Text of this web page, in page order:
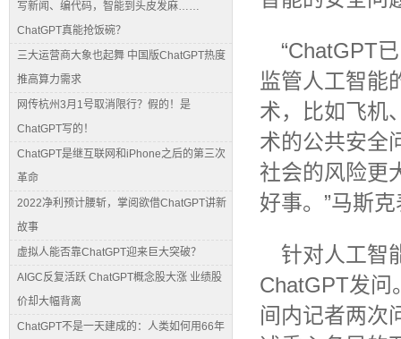
写新闻、编代码，智能到头皮发麻……
ChatGPT真能抢饭碗？
三大运营商大象也起舞 中国版ChatGPT热度
推高算力需求
网传杭州3月1号取消限行？假的！是
ChatGPT写的！
ChatGPT是继互联网和iPhone之后的第三次
革命
2022净利预计腰斩，掌阅欲借ChatGPT讲新
故事
虚拟人能否靠ChatGPT迎来巨大突破？
AIGC反复活跃 ChatGPT概念股大涨 业绩股
价却大幅背离
ChatGPT不是一天建成的：人类如何用66年
“ChatGPT
监管人工智能
术，比如飞机
术的公共安全
社会的风险更
好事。”马斯
针对人工智
ChatGPT发问
间内记者两次